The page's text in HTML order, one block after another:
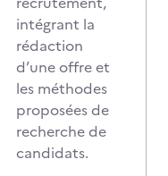
intégrant la
rédaction
d’une offre et
les méthodes
proposées de
recherche de
candidats.